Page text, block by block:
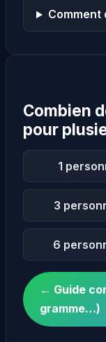
Comment
Combien
pour
1
3
6
← Guide
gramme…)